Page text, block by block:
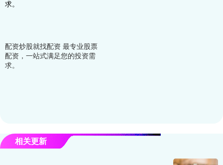
配资炒股就找配资 最专业股票
配资，一站式满足您的投资需
求。
相关更新